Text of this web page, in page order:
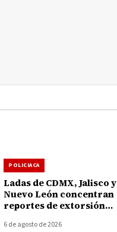
POLICIACA
Ladas de CDMX, Jalisco y
Nuevo León concentran
reportes de extorsión
6 de agosto de 2026